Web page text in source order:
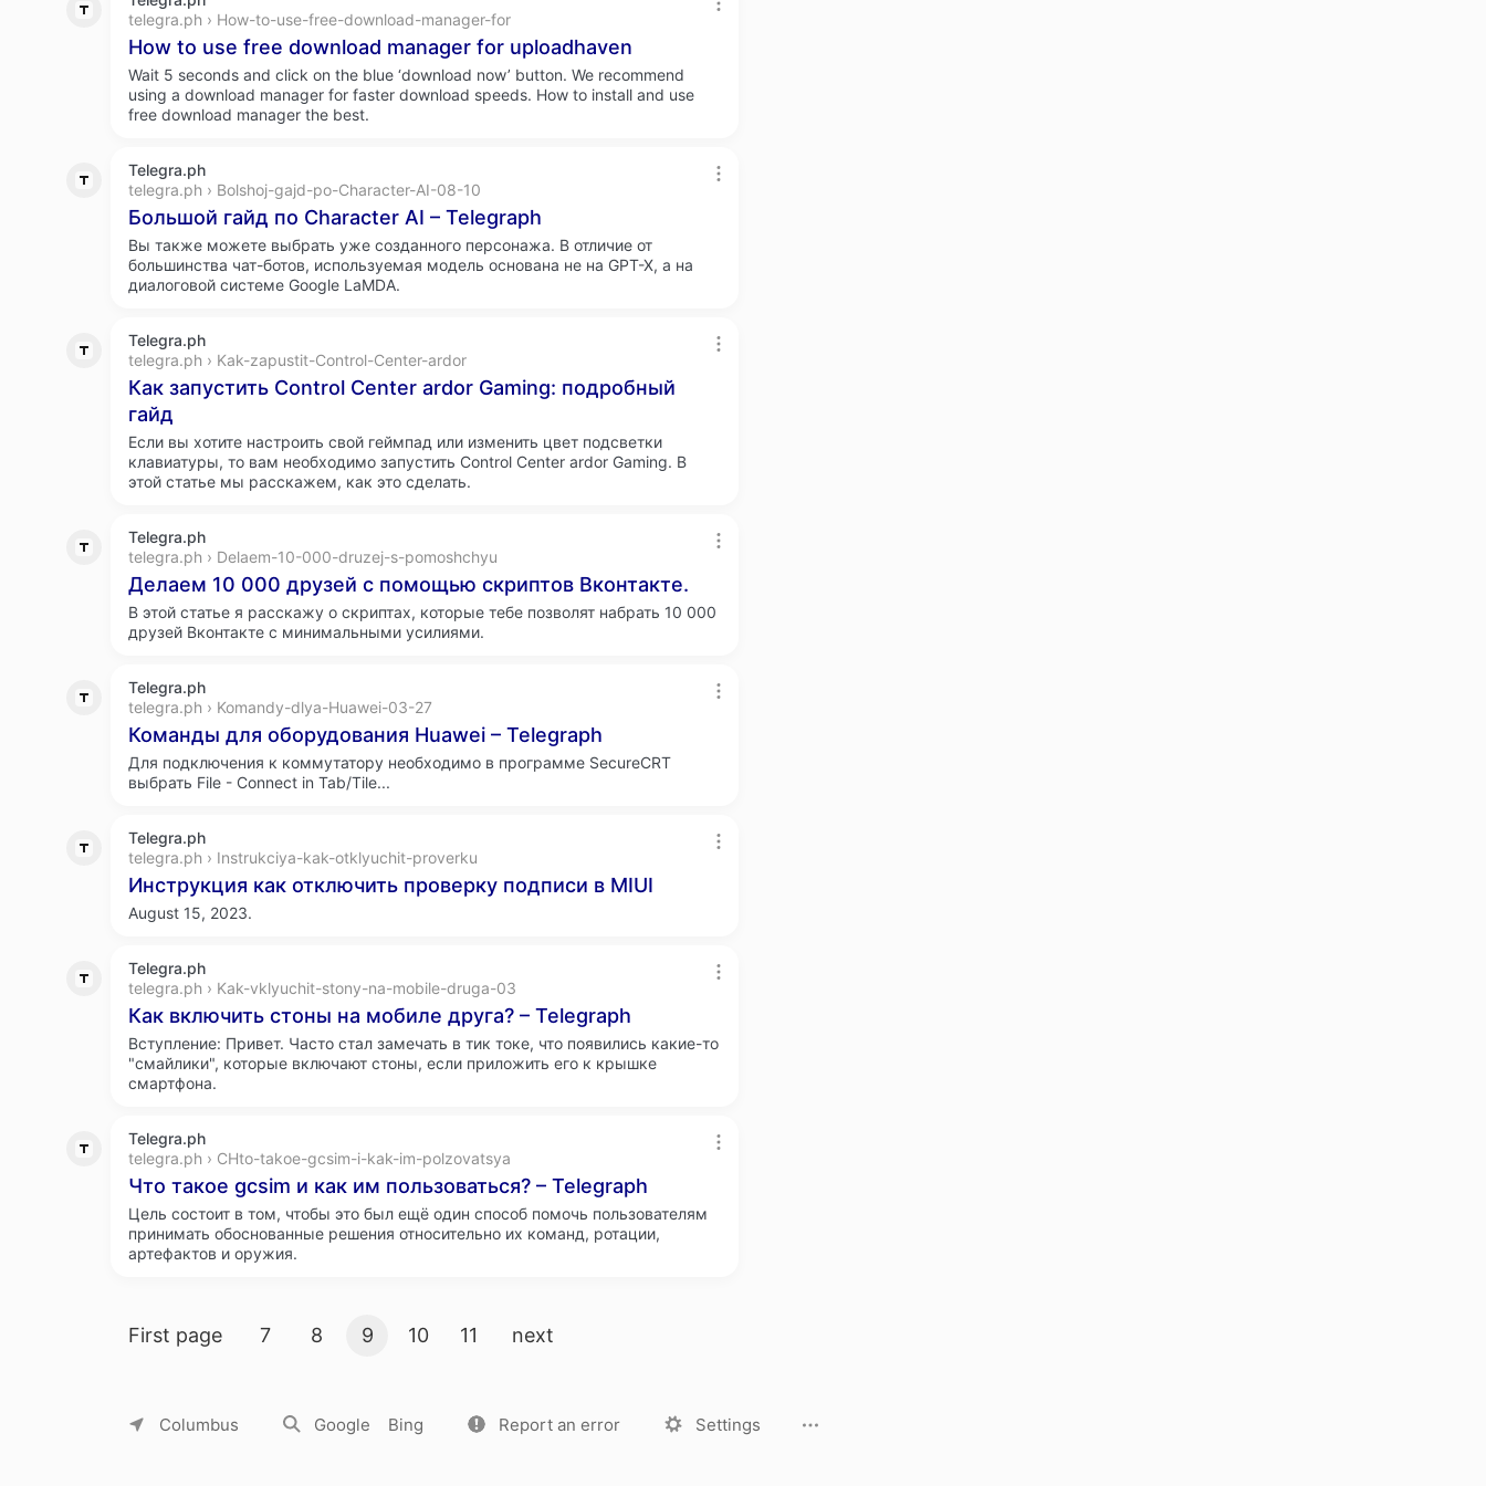
telegra.ph › How-to-use-free-download-manager-for
How to use free download manager for uploadhaven
Wait 5 seconds and click on the blue ‘download now’ button. We recommend
using a download manager for faster download speeds. How to install and use
free download manager the best.
Telegra.ph
telegra.ph › Bolshoj-gajd-po-Character-AI-08-10
Большой гайд по Character AI – Telegraph
Вы также можете выбрать уже созданного персонажа. В отличие от
большинства чат-ботов, используемая модель основана не на GPT-X, а на
диалоговой системе Google LaMDA.
Telegra.ph
telegra.ph › Kak-zapustit-Control-Center-ardor
Как запустить Control Center ardor Gaming: подробный
гайд
Если вы хотите настроить свой геймпад или изменить цвет подсветки
клавиатуры, то вам необходимо запустить Control Center ardor Gaming. В
этой статье мы расскажем, как это сделать.
Telegra.ph
telegra.ph › Delaem-10-000-druzej-s-pomoshchyu
Делаем 10 000 друзей с помощью скриптов Вконтакте.
В этой статье я расскажу о скриптах, которые тебе позволят набрать 10 000
друзей Вконтакте с минимальными усилиями.
Telegra.ph
telegra.ph › Komandy-dlya-Huawei-03-27
Команды для оборудования Huawei – Telegraph
Для подключения к коммутатору необходимо в программе SecureCRT
выбрать File - Connect in Tab/Tile...
Telegra.ph
telegra.ph › Instrukciya-kak-otklyuchit-proverku
Инструкция как отключить проверку подписи в MIUI
August 15, 2023.
Telegra.ph
telegra.ph › Kak-vklyuchit-stony-na-mobile-druga-03
Как включить стоны на мобиле друга? – Telegraph
Вступление: Привет. Часто стал замечать в тик токе, что появились какие-то
"смайлики", которые включают стоны, если приложить его к крышке
смартфона.
Telegra.ph
telegra.ph › CHto-takoe-gcsim-i-kak-im-polzovatsya
Что такое gcsim и как им пользоваться? – Telegraph
Цель состоит в том, чтобы это был ещё один способ помочь пользователям
принимать обоснованные решения относительно их команд, ротации,
артефактов и оружия.
Search result pages
First page 7 8 9 10 11 next
Columbus Google Bing Report an error Settings